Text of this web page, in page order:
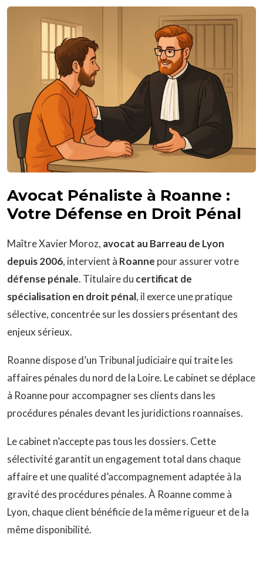
Avocat Pénaliste à Roanne :
Votre Défense en Droit Pénal
Maître Xavier Moroz, avocat au Barreau de Lyon
depuis 2006, intervient à Roanne pour assurer votre
défense pénale. Titulaire du certificat de
spécialisation en droit pénal, il exerce une pratique
sélective, concentrée sur les dossiers présentant des
enjeux sérieux.
Roanne dispose d’un Tribunal judiciaire qui traite les
affaires pénales du nord de la Loire. Le cabinet se déplace
à Roanne pour accompagner ses clients dans les
procédures pénales devant les juridictions roannaises.
Le cabinet n’accepte pas tous les dossiers. Cette
sélectivité garantit un engagement total dans chaque
affaire et une qualité d’accompagnement adaptée à la
gravité des procédures pénales. À Roanne comme à
Lyon, chaque client bénéficie de la même rigueur et de la
même disponibilité.